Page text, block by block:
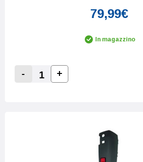
79,99€
In magazzino
Decrease Quantity:
-
Increase Quantity:
+